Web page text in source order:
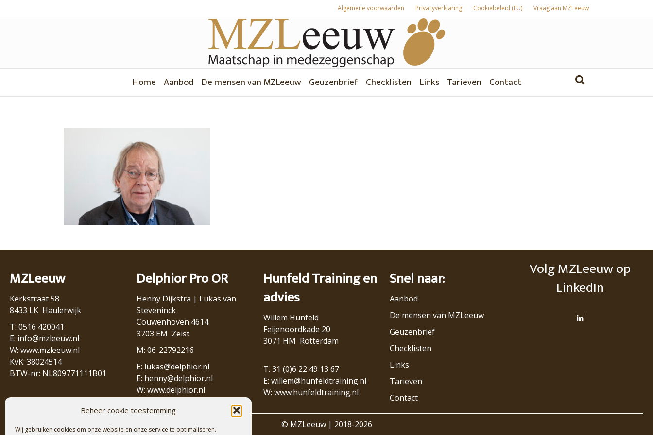
Beheer cookie toestemming
Wij gebruiken cookies om onze website en onze service te optimaliseren.
Algemene voorwaarden Privacyverklaring Cookiebeleid (EU) Vraag aan MZLeeuw
Home Aanbod De mensen van MZLeeuw Geuzenbrief Checklisten Links Tarieven Contact
MZLeeuw
Kerkstraat 58
8433 LK Haulerwijk
T: 0516 420041
E: info@mzleeuw.nl
W: www.mzleeuw.nl
KvK: 38024514
BTW-nr: NL809771111B01
Delphior Pro OR
Henny Dijkstra | Lukas van
Steveninck
Couwenhoven 4614
3703 EM Zeist
M: 06-22792216
E: lukas@delphior.nl
E: henny@delphior.nl
W: www.delphior.nl
Hunfeld Training en
advies
Willem Hunfeld
Feijenoordkade 20
3071 HM Rotterdam
T: 31 (0)6 22 49 13 67
E: willem@hunfeldtraining.nl
W: www.hunfeldtraining.nl
Snel naar:
Aanbod
De mensen van MZLeeuw
Geuzenbrief
Checklisten
Links
Tarieven
Contact
Volg MZLeeuw op
LinkedIn
© MZLeeuw | 2018-2026